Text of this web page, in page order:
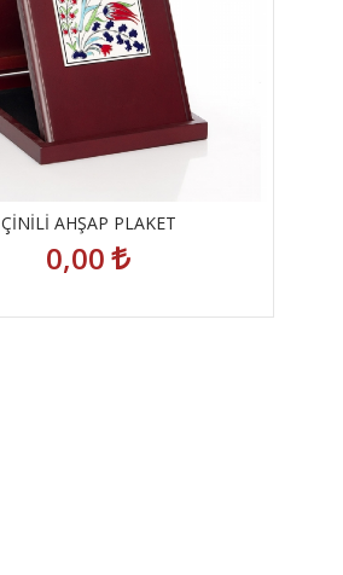
ÇİNİLİ AHŞAP PLAKET
0,00